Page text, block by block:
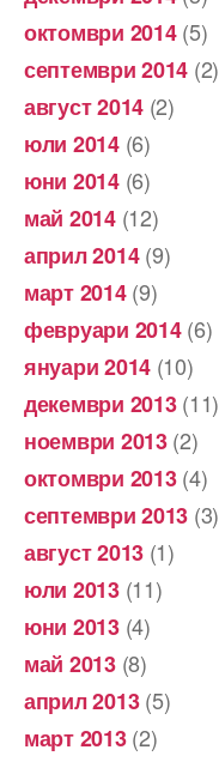
октомври 2014(5)
септември 2014 (2)
август 2014 (2)
юли 2014(6)
юни 2014(6)
май 2014(12)
април 2014(9)
март 2014(9)
февруари 2014(6)
януари 2014 (10)
декември 2013(11)
ноември 2013(2)
октомври 2013(4)
септември 2013 (3)
август 2013 (1)
юли 2013(11)
юни 2013(4)
май 2013(8)
април 2013(5)
март 2013(2)